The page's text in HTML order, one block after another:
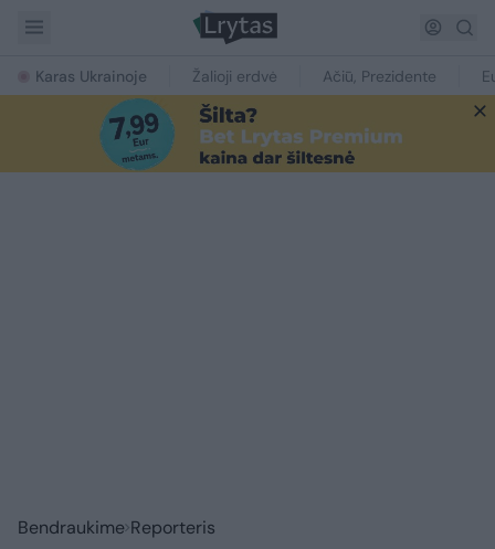
Karas Ukrainoje Žalioji erdvė Ačiū, Prezidente
Bendraukime Reporteris